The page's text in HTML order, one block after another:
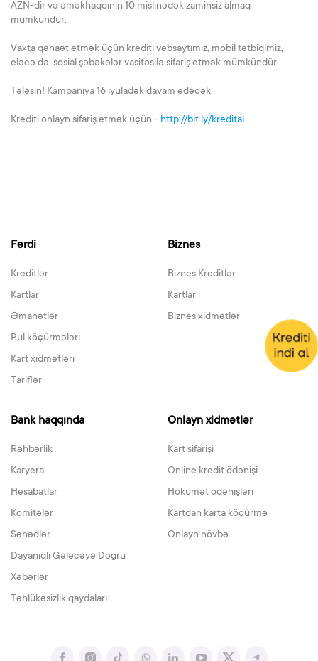
AZN-dir və əməkhaqqının 10 mislinədək zaminsiz almaq
mümkündür.
Vaxta qənaət etmək üçün krediti vebsaytımız, mobil tətbiqimiz,
eləcə də, sosial şəbəkələr vasitəsilə sifariş etmək mümkündür.
Tələsin! Kampaniya 16 iyuladək davam edəcək.
Krediti onlayn sifariş etmək üçün - http://bit.ly/kredital
Fərdi
Kreditlər
Kartlar
Əmanətlər
Pul köçürmələri
Kart xidmətləri
Tariflər
Biznes
Biznes Kreditlər
Kartlar
Biznes xidmətlər
Bank haqqında
Rəhbərlik
Karyera
Hesabatlar
Komitələr
Sənədlər
Dayanıqlı Gələcəyə Doğru
Xəbərlər
Təhlükəsizlik qaydaları
Onlayn xidmətlər
Kart sifarişi
Online kredit ödənişi
Hökumət ödənişləri
Kartdan karta köçürmə
Onlayn növbə